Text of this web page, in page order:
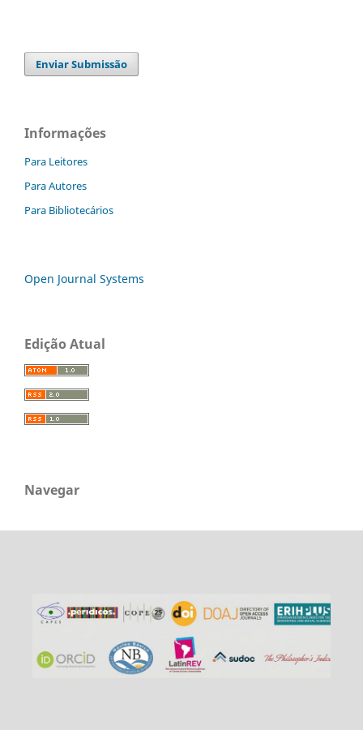
Enviar Submissão
Informações
Para Leitores
Para Autores
Para Bibliotecários
Open Journal Systems
Edição Atual
Navegar